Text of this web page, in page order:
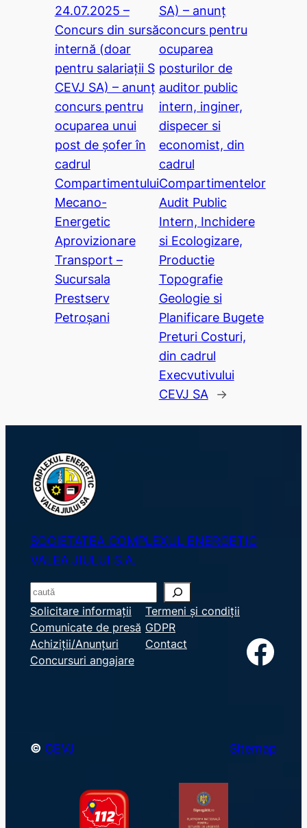
24.07.2025 –
Concurs din sursă
internă (doar
pentru salariații S
CEVJ SA) – anunț
concurs pentru
ocuparea unui
post de șofer în
cadrul
Compartimentului
Mecano-
Energetic
Aprovizionare
Transport –
Sucursala
Prestserv
Petroșani
SA) – anunț
concurs pentru
ocuparea
posturilor de
auditor public
intern, inginer,
dispecer si
economist, din
cadrul
Compartimentelor
Audit Public
Intern, Inchidere
si Ecologizare,
Productie
Topografie
Geologie si
Planificare Bugete
Preturi Costuri,
din cadrul
Execvutivului
CEVJ SA
→
SOCIETATEA COMPLEXUL ENERGETIC
VALEA JIULUI S.A.
S
e
a
r
c
Solicitare informații
Comunicate de presă
Achiziții/Anunțuri
Concursuri angajare
Termeni și condiții
GDPR
Contact
Facebook
© CEVJ Sitemap